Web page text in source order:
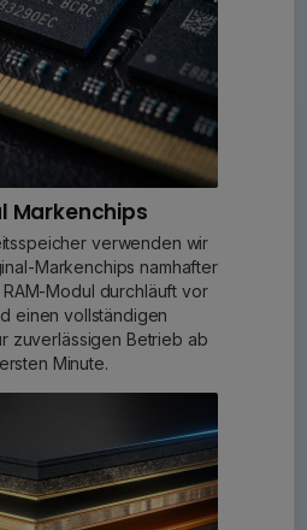
Markenchips
verwenden wir
Markenchips namhafter
Modul durchläuft vor
einen vollständigen
zuverlässigen Betrieb ab
Minute.